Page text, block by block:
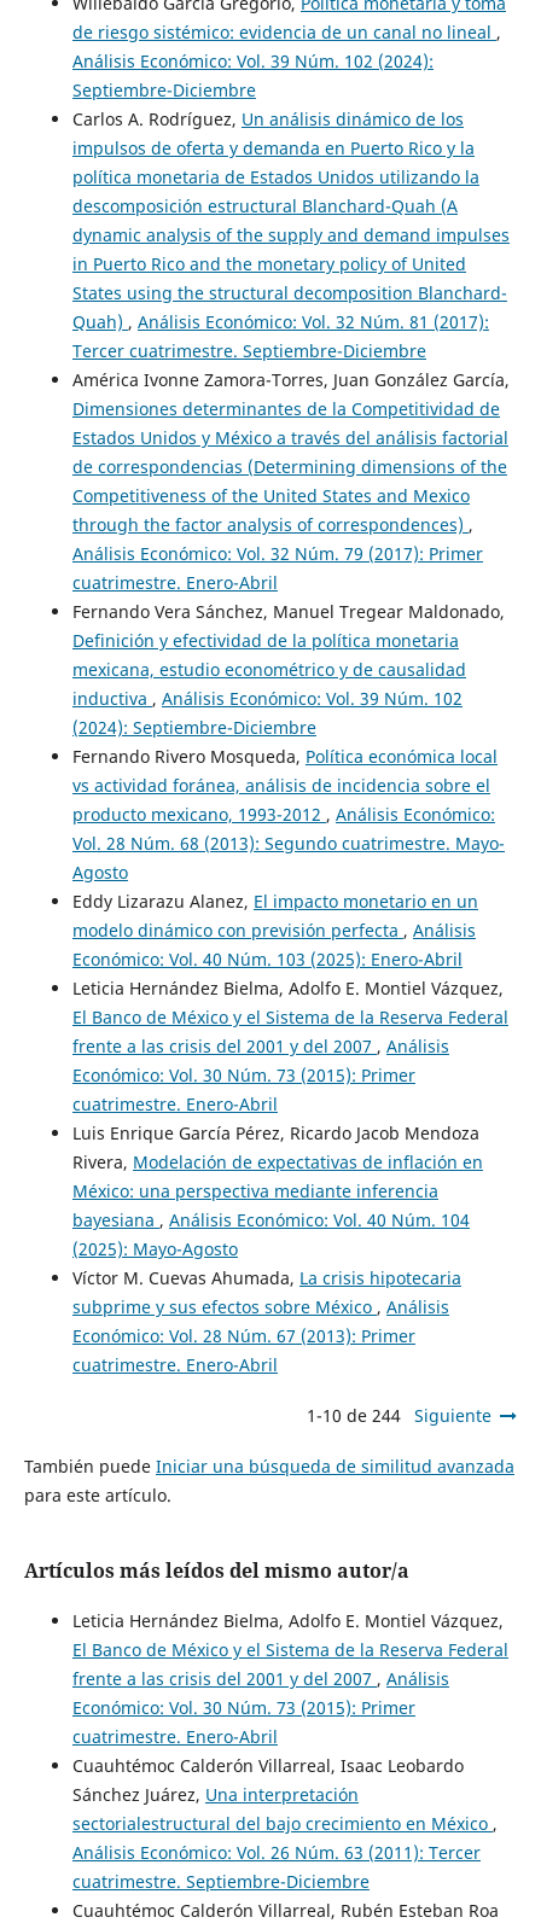
de riesgo sistémico: evidencia de un canal no lineal ,
Análisis Económico: Vol. 39 Núm. 102 (2024):
Septiembre-Diciembre
Carlos A. Rodríguez, Un análisis dinámico de los
impulsos de oferta y demanda en Puerto Rico y la
política monetaria de Estados Unidos utilizando la
descomposición estructural Blanchard-Quah (A
dynamic analysis of the supply and demand impulses
in Puerto Rico and the monetary policy of United
States using the structural decomposition Blanchard-
Quah) , Análisis Económico: Vol. 32 Núm. 81 (2017):
Tercer cuatrimestre. Septiembre-Diciembre
América Ivonne Zamora-Torres, Juan González García,
Dimensiones determinantes de la Competitividad de
Estados Unidos y México a través del análisis factorial
de correspondencias (Determining dimensions of the
Competitiveness of the United States and Mexico
through the factor analysis of correspondences) ,
Análisis Económico: Vol. 32 Núm. 79 (2017): Primer
cuatrimestre. Enero-Abril
Fernando Vera Sánchez, Manuel Tregear Maldonado,
Definición y efectividad de la política monetaria
mexicana, estudio econométrico y de causalidad
inductiva , Análisis Económico: Vol. 39 Núm. 102
(2024): Septiembre-Diciembre
Fernando Rivero Mosqueda, Política económica local
vs actividad foránea, análisis de incidencia sobre el
producto mexicano, 1993-2012 , Análisis Económico:
Vol. 28 Núm. 68 (2013): Segundo cuatrimestre. Mayo-
Agosto
Eddy Lizarazu Alanez, El impacto monetario en un
modelo dinámico con previsión perfecta , Análisis
Económico: Vol. 40 Núm. 103 (2025): Enero-Abril
Leticia Hernández Bielma, Adolfo E. Montiel Vázquez,
El Banco de México y el Sistema de la Reserva Federal
frente a las crisis del 2001 y del 2007 , Análisis
Económico: Vol. 30 Núm. 73 (2015): Primer
cuatrimestre. Enero-Abril
Luis Enrique García Pérez, Ricardo Jacob Mendoza
Rivera, Modelación de expectativas de inflación en
México: una perspectiva mediante inferencia
bayesiana , Análisis Económico: Vol. 40 Núm. 104
(2025): Mayo-Agosto
Víctor M. Cuevas Ahumada, La crisis hipotecaria
subprime y sus efectos sobre México , Análisis
Económico: Vol. 28 Núm. 67 (2013): Primer
cuatrimestre. Enero-Abril
1-10 de 244 Siguiente
También puede Iniciar una búsqueda de similitud avanzada
para este artículo.
Artículos más leídos del mismo autor/a
Leticia Hernández Bielma, Adolfo E. Montiel Vázquez,
El Banco de México y el Sistema de la Reserva Federal
frente a las crisis del 2001 y del 2007 , Análisis
Económico: Vol. 30 Núm. 73 (2015): Primer
cuatrimestre. Enero-Abril
Cuauhtémoc Calderón Villarreal, Isaac Leobardo
Sánchez Juárez, Una interpretación
sectorialestructural del bajo crecimiento en México ,
Análisis Económico: Vol. 26 Núm. 63 (2011): Tercer
cuatrimestre. Septiembre-Diciembre
Cuauhtémoc Calderón Villarreal, Rubén Esteban Roa